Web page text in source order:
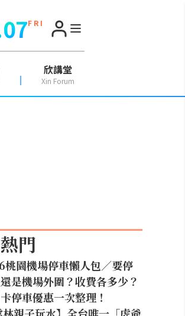
F R I
欣講堂
Xin Forum
門
桃園機場停車懶人包／要停
是機場外圍？收費各多少？
停車優惠一次整理！